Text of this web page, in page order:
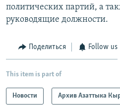
политических партий, а
руководящие должности.
Поделиться Follow us
This item is part of
Новости Архив Азаттыка